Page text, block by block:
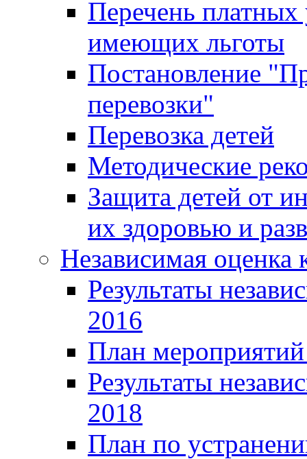
Перечень платных
имеющих льготы
Постановление
перевозки"
Перевозка детей
Методические
Защита детей от
их здоровью и
Независимая оценка
Результаты
2016
План
Результаты
2018
План по